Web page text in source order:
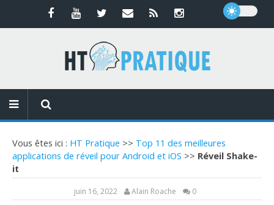
Vous êtes ici : HT Pratique >> Top 11 des meilleures
applications de réveil pour Android et iOS >> Réveil Shake-
it
juin 16, 2022 Alain Roache 0